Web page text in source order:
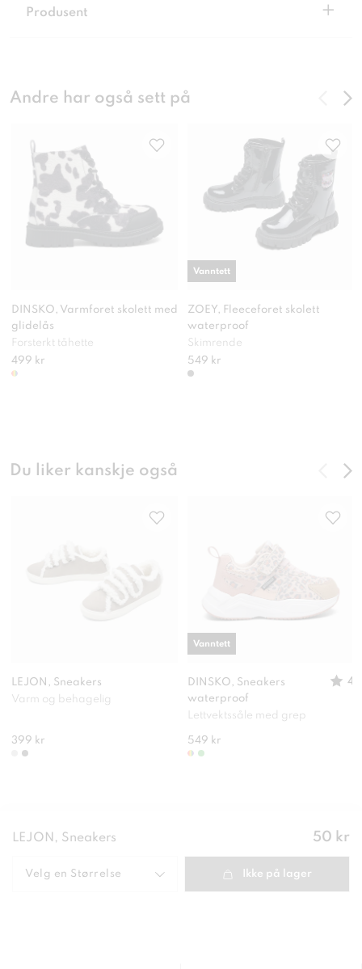
Produsent +
Andre har også sett på
DINSKO, Varmforet skolett med
glidelås
Forsterkt tåhette
499 kr
ZOEY, Fleeceforet skolett
waterproof
Skimrende
549 kr
Vanntett
Du liker kanskje også
LEJON, Sneakers
Varm og behagelig
399 kr
DINSKO, Sneakers
waterproof
4
Lettvektssåle med grep
549 kr
Vanntett
LEJON, Sneakers Pris:
50 kr
Velg en Størrelse Ikke på lager